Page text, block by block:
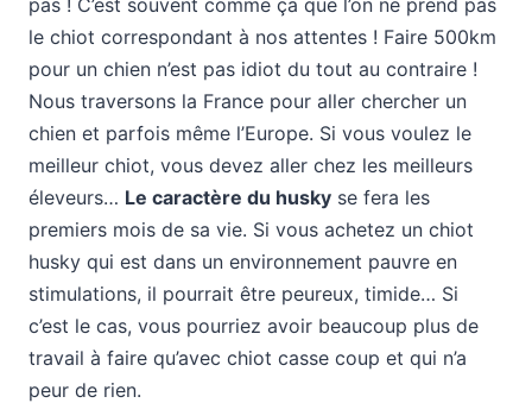
pas ! C’est souvent comme ça que l’on ne prend pas
le chiot correspondant à nos attentes ! Faire 500km
pour un chien n’est pas idiot du tout au contraire !
Nous traversons la France pour aller chercher un
chien et parfois même l’Europe. Si vous voulez le
meilleur chiot, vous devez aller chez les meilleurs
éleveurs… Le caractère du husky se fera les
premiers mois de sa vie. Si vous achetez un chiot
husky qui est dans un environnement pauvre en
stimulations, il pourrait être peureux, timide… Si
c’est le cas, vous pourriez avoir beaucoup plus de
travail à faire qu’avec chiot casse coup et qui n’a
peur de rien.